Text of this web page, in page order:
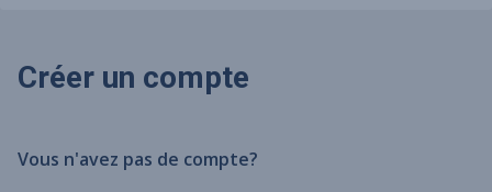
Créer un compte
Vous n'avez pas de compte?